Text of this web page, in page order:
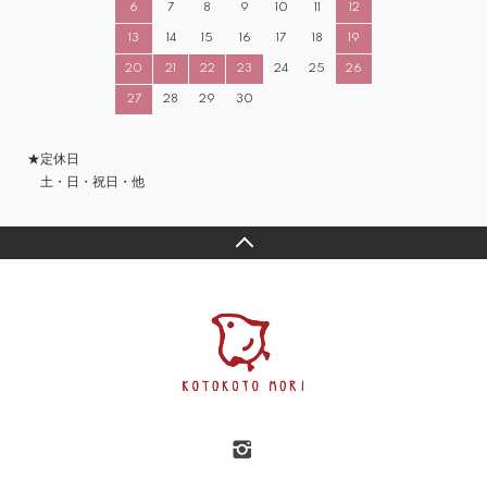
6 7 8 9 10 11 12
13 14 15 16 17 18 19
20 21 22 23 24 25 26
27 28 29 30
★定休日
土・日・祝日・他